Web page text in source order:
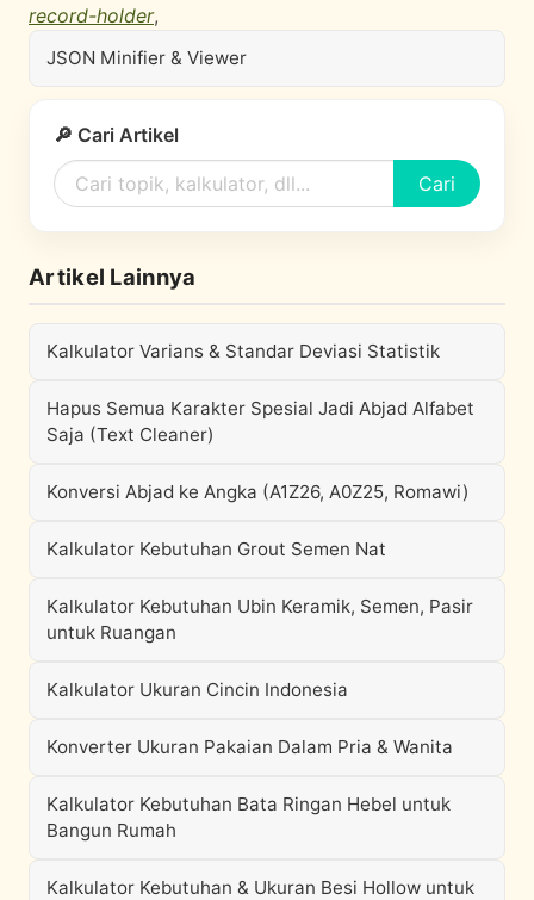
record-holder,
JSON Minifier & Viewer
🔎 Cari Artikel
Cari
Artikel Lainnya
Kalkulator Varians & Standar Deviasi Statistik
Hapus Semua Karakter Spesial Jadi Abjad Alfabet
Saja (Text Cleaner)
Konversi Abjad ke Angka (A1Z26, A0Z25, Romawi)
Kalkulator Kebutuhan Grout Semen Nat
Kalkulator Kebutuhan Ubin Keramik, Semen, Pasir
untuk Ruangan
Kalkulator Ukuran Cincin Indonesia
Konverter Ukuran Pakaian Dalam Pria & Wanita
Kalkulator Kebutuhan Bata Ringan Hebel untuk
Bangun Rumah
Kalkulator Kebutuhan & Ukuran Besi Hollow untuk